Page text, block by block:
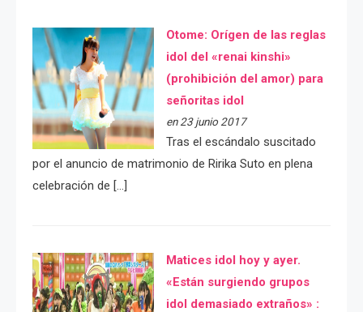
Otome: Orígen de las reglas
idol del «renai kinshi»
(prohibición del amor) para
señoritas idol
en 23 junio 2017
Tras el escándalo suscitado
por el anuncio de matrimonio de Ririka Suto en plena
celebración de […]
Matices idol hoy y ayer.
«Están surgiendo grupos
idol demasiado extraños» :